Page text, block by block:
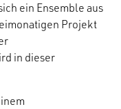
ein Ensemble aus
Projekt
in dieser